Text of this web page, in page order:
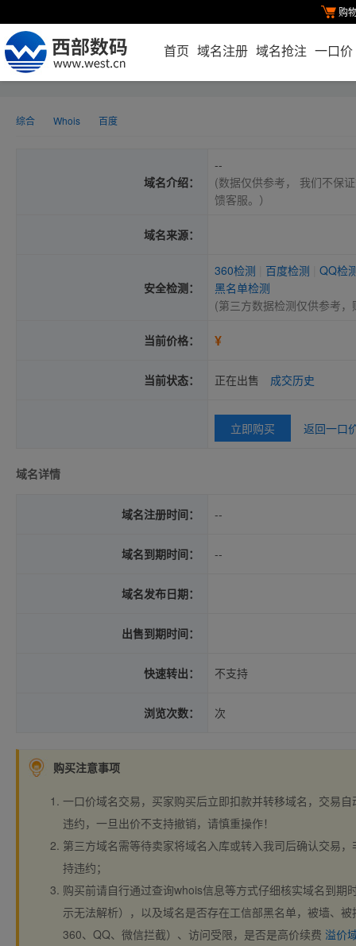
购
首页 域名注册 域名抢注 一口价
综合 Whois 百度
域名介绍：
--
(数据仅供参考， 我们不保
馈客服。）
域名来源：
安全检测：
360检测 百度检测
QQ检
黑名单检测
(第三方数据检测仅供参考
当前价格： ¥
当前状态： 正在出售 成交历史
立即购买 返回一口
域名详情
域名注册时间： --
域名到期时间： --
域名发布日期：
出售到期时间：
快速转出： 不支持
浏览次数： 次
购买注意事项
一口价域名交易，买家购买后立即扣款并转移域名，交易
违约，一旦出价不支持撤销，请慎重操作！
第三方域名需等待卖家将域名入库或转入我司后确认交易
持违约；
购买前请自行通过查询whois信息等方式仔细核实域名到期
示无法解析），以及域名是否存在工信部黑名单，被墙、
360、QQ、微信拦截）、访问受限，是否是高价续费 溢价